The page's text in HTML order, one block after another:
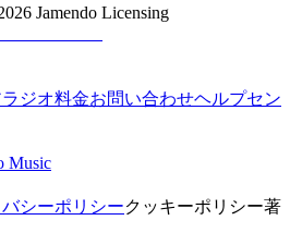
Jamendo Licensing
ジオ料金お問い合わせヘルプセン
Music
シーポリシークッキーポリシー著